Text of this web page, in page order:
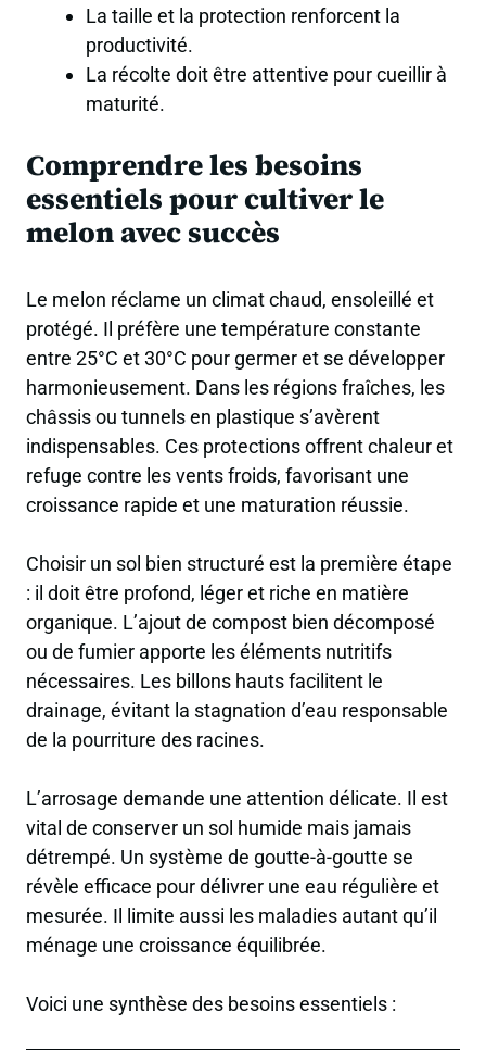
La taille et la protection renforcent la
productivité.
La récolte doit être attentive pour cueillir à
maturité.
Comprendre les besoins
essentiels pour cultiver le
melon avec succès
Le melon réclame un climat chaud, ensoleillé et
protégé. Il préfère une température constante
entre 25°C et 30°C pour germer et se développer
harmonieusement. Dans les régions fraîches, les
châssis ou tunnels en plastique s’avèrent
indispensables. Ces protections offrent chaleur et
refuge contre les vents froids, favorisant une
croissance rapide et une maturation réussie.
Choisir un sol bien structuré est la première étape
: il doit être profond, léger et riche en matière
organique. L’ajout de compost bien décomposé
ou de fumier apporte les éléments nutritifs
nécessaires. Les billons hauts facilitent le
drainage, évitant la stagnation d’eau responsable
de la pourriture des racines.
L’arrosage demande une attention délicate. Il est
vital de conserver un sol humide mais jamais
détrempé. Un système de goutte-à-goutte se
révèle efficace pour délivrer une eau régulière et
mesurée. Il limite aussi les maladies autant qu’il
ménage une croissance équilibrée.
Voici une synthèse des besoins essentiels :